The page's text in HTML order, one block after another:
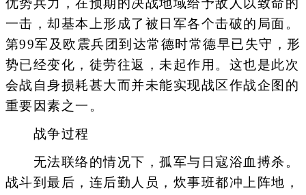
优势兵力，在预期的决战地域给予敌人以致命的
一击，却基本上形成了被日军各个击破的局面。
第99军及欧震兵团到达常德时常德早已失守，形
势已经变化，徒劳往返，未起作用。这也是此次
会战自身损耗甚大而并未能实现战区作战企图的
重要因素之一。
战争过程
无法联络的情况下，孤军与日寇浴血搏杀。
战斗到最后，连后勤人员，炊事班都冲上阵地，